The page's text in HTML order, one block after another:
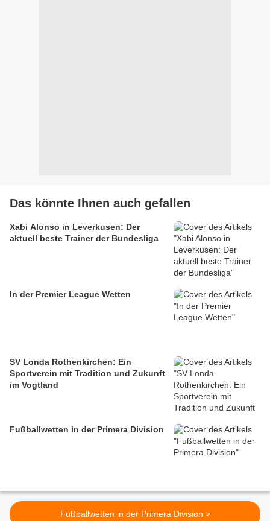
Das könnte Ihnen auch gefallen
Xabi Alonso in Leverkusen: Der
aktuell beste Trainer der Bundesliga
In der Premier League Wetten
SV Londa Rothenkirchen: Ein
Sportverein mit Tradition und Zukunft
im Vogtland
Fußballwetten in der Primera Division
Fußballwetten in der Primera Division >